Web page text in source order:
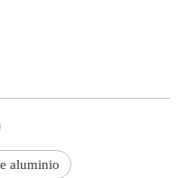
aluminio